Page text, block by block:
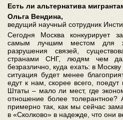
Есть ли альтернатива
Ольга Вендина,
ведущий научный сотрудник
Сегодня Москва конкурирует
самым лучшим местом для
разрушения связей,
странами СНГ, людям чем
безразлично, куда ехать: в
ситуация будет менее
едут к нам, скорее всего,
Штаты – мало ли мест, где
отношение более
примерно так, как мы сейчас
в «Сколково» в надежде, что они